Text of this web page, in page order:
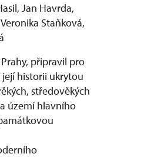
Jan Havrda,
Staňková,
připravil pro
historii ukrytou
středověkých
území hlavního